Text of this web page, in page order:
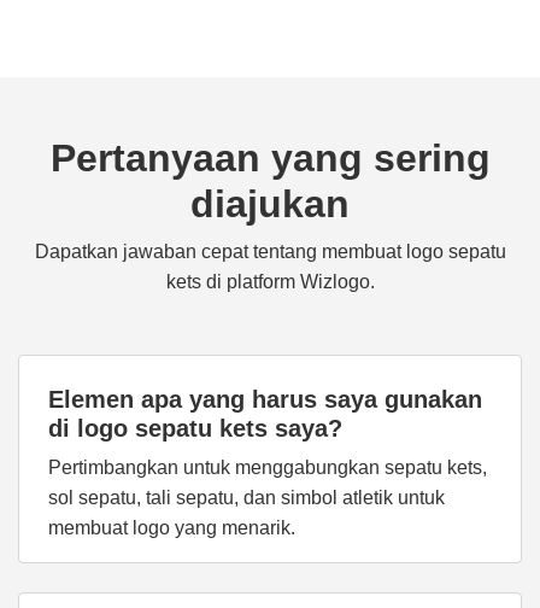
Pertanyaan yang sering
diajukan
Dapatkan jawaban cepat tentang membuat logo sepatu
kets di platform Wizlogo.
Elemen apa yang harus saya gunakan
di logo sepatu kets saya?
Pertimbangkan untuk menggabungkan sepatu kets,
sol sepatu, tali sepatu, dan simbol atletik untuk
membuat logo yang menarik.